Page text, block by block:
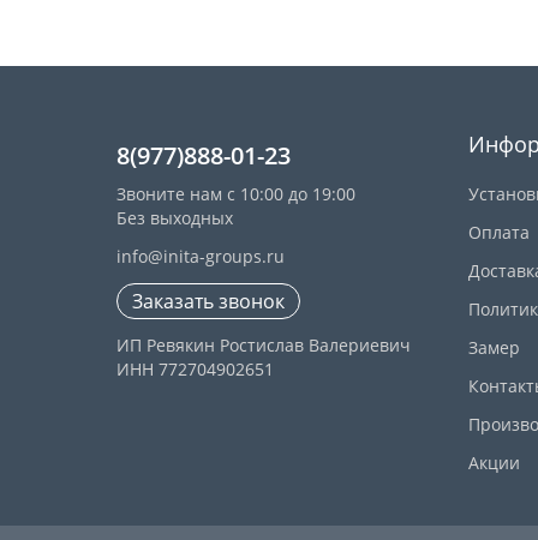
8(977)888-01-23
Звоните нам с 10:00 до 19:00
Без выходных
info@inita-groups.ru
Заказать звонок
ИП Ревякин Ростислав Валериевич
ИНН 772704902651
Оплата
Замер
Акции